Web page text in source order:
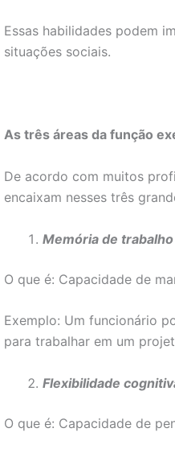
Essas habilidades podem
situações sociais.
As três áreas da função
De acordo com muitos
encaixam nesses três
Memória de trabalho
O que é: Capacidade de
Exemplo: Um funcionário
para trabalhar em um
Flexibilidade
O que é: Capacidade de